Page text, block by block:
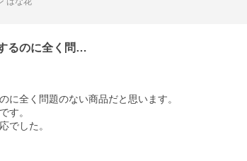
るのに全く問…
に全く問題のない商品だと思います。
す。
でした。